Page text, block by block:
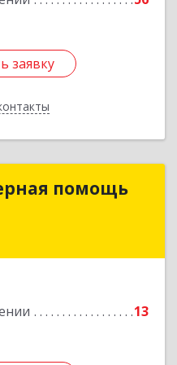
заявку
заявку
помощь
13
помощь
Подробнее